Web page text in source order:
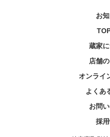
お
蔵家
店舗
オンライ
よくあ
お問
採